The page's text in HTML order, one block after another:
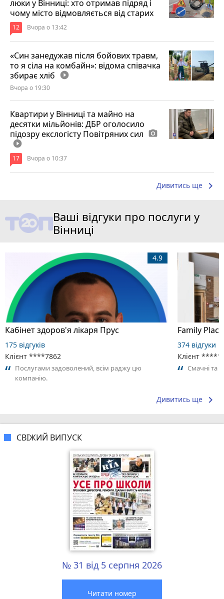
люки у Вінниці: хто отримав підряд і
чому місто відмовляється від старих
12 Вчора о 13:42
«Син занедужав після бойових травм,
то я сіла на комбайн»: відома співачка
збирає хліб play_circle_filled
Вчора о 19:30
Квартири у Вінниці та майно на
десятки мільйонів: ДБР оголосило
підозру екслогісту Повітряних сил photo_camera
play_circle_filled
17 Вчора о 10:37
Дивитись ще keyboard_arrow_right
Ваші відгуки про послуги у
Вінниці
Кабінет здоров'я лікаря Прус
4.9
175 відгуків
Клієнт ****7862
Послугами задоволений, всім раджу цю
компанію.
Family
374 відгуки
Клієнт
Смачні та
Дивитись ще keyboard_arrow_right
СВІЖИЙ ВИПУСК
№ 31 від 5 серпня 2026
Читати номер